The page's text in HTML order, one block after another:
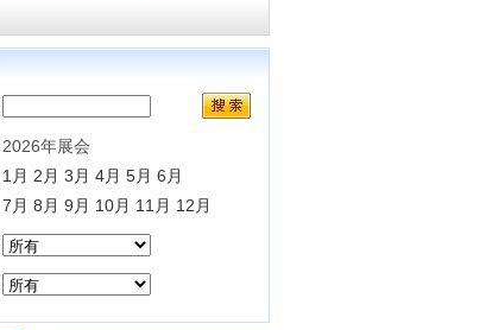
2026年展会
1月 2月 3月 4月 5月 6月
7月 8月 9月 10月 11月 12月